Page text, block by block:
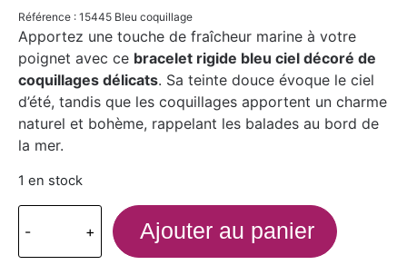
Référence : 15445 Bleu coquillage
Apportez une touche de fraîcheur marine à votre
poignet avec ce bracelet rigide bleu ciel décoré de
coquillages délicats. Sa teinte douce évoque le ciel
d’été, tandis que les coquillages apportent un charme
naturel et bohème, rappelant les balades au bord de
la mer.
1 en stock
- + Ajouter au panier